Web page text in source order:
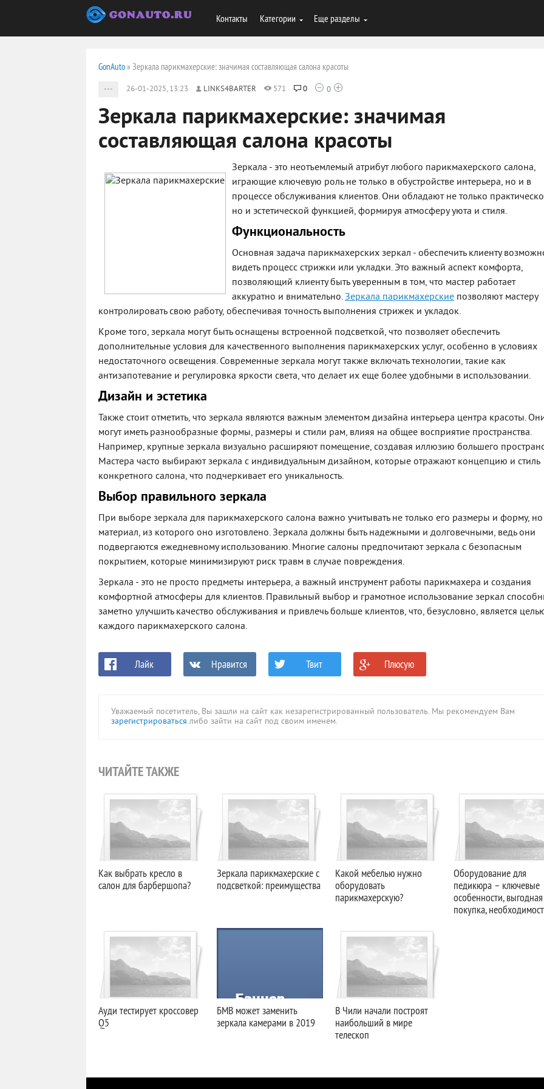
Контакты Категории Еще разделы
GonAuto» Зеркала парикмахерские: значимая составляющая салона красоты
--- 26-01-2025, 13:23 LINKS4BARTER 571 0 0
Зеркала парикмахерские: значимая
составляющая салона красоты
Зеркала - это неотъемлемый атрибут любого парикмахерского салона,
играющие ключевую роль не только в обустройстве интерьера, но и в
процессе обслуживания клиентов. Они обладают не только
но и эстетической функцией, формируя атмосферу уюта и стиля.
Функциональность
Основная задача парикмахерских зеркал - обеспечить клиенту
видеть процесс стрижки или укладки. Это важный аспект комфорта,
позволяющий клиенту быть уверенным в том, что мастер работает
аккуратно и внимательно.Зеркала парикмахерские позволяют мастеру
контролировать свою работу, обеспечивая точность выполнения стрижек и укладок.
Кроме того, зеркала могут быть оснащены встроенной подсветкой, что позволяет обеспечить
дополнительные условия для качественного выполнения парикмахерских услуг, особенно в условиях
недостаточного освещения. Современные зеркала могут также включать технологии, такие как
антизапотевание и регулировка яркости света, что делает их еще более удобными в использовании.
Дизайн и эстетика
Также стоит отметить, что зеркала являются важным элементом дизайна интерьера центра красоты.
могут иметь разнообразные формы, размеры и стили рам, влияя на общее восприятие пространства.
Например, крупные зеркала визуально расширяют помещение, создавая иллюзию большего
Мастера часто выбирают зеркала с индивидуальным дизайном, которые отражают концепцию и стиль
конкретного салона, что подчеркивает его уникальность.
Выбор правильного зеркала
При выборе зеркала для парикмахерского салона важно учитывать не только его размеры и форму,
материал, из которого оно изготовлено. Зеркала должны быть надежными и долговечными, ведь они
подвергаются ежедневному использованию. Многие салоны предпочитают зеркала с безопасным
покрытием, которые минимизируют риск травм в случае повреждения.
Зеркала - это не просто предметы интерьера, а важный инструмент работы парикмахера и создания
комфортной атмосферы для клиентов. Правильный выбор и грамотное использование зеркал
заметно улучшить качество обслуживания и привлечь больше клиентов, что, безусловно, является
каждого парикмахерского салона.
Лайк Нравится Твит Плюсую
Уважаемый посетитель, Вы зашли на сайт как незарегистрированный пользователь. Мы рекомендуем Вам
зарегистрироваться либо зайти на сайт под своим именем.
ЧИТАЙТЕ ТАКЖЕ
Как выбрать кресло в
салон для барбершопа?
Зеркала парикмахерские с
подсветкой: преимущества
Какой мебелью нужно
оборудовать
парикмахерскую?
Оборудование для
педикюра – ключевые
особенности, выгодная
покупка,
Ауди тестирует кроссовер
Q5
БМВ может заменить
зеркала камерами в 2019
В Чили начали построят
наибольший в мире
телескоп